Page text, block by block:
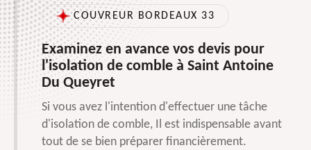
COUVREUR BORDEAUX 33
Examinez en avance vos devis pour
l'isolation de comble à Saint Antoine
Du Queyret
Si vous avez l'intention d'effectuer une tâche
d'isolation de comble, Il est indispensable avant
tout de se bien préparer financièrement.